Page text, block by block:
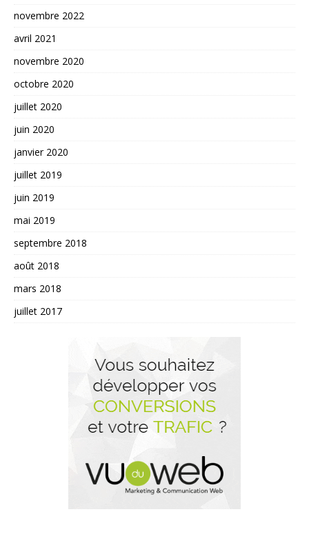
novembre 2022
avril 2021
novembre 2020
octobre 2020
juillet 2020
juin 2020
janvier 2020
juillet 2019
juin 2019
mai 2019
septembre 2018
août 2018
mars 2018
juillet 2017